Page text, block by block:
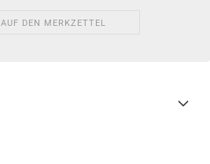
AUF DEN MERKZETTEL